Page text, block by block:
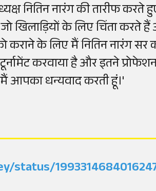
नितिन नारंग की तारीफ करते
खिलाड़ियों के लिए चिंता करते
कराने के लिए मैं नितिन नारंग सर
करवाया है और इतने
आपका धन्यवाद करती हूं।'
status/